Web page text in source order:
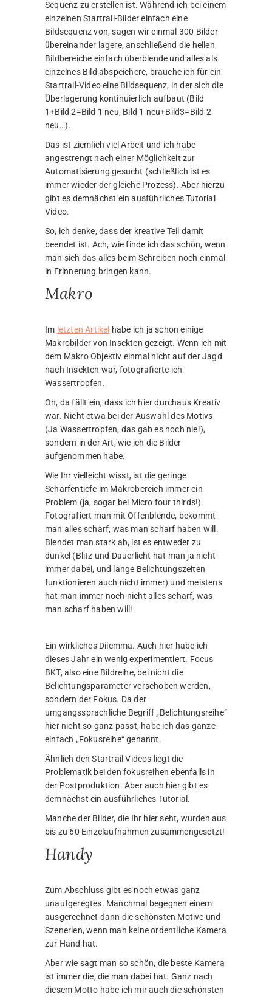
Sequenz zu erstellen ist. Während ich bei einem
einzelnen Startrail-Bilder einfach eine
Bildsequenz von, sagen wir einmal 300 Bilder
übereinander lagere, anschließend die hellen
Bildbereiche einfach überblende und alles als
einzelnes Bild abspeichere, brauche ich für ein
Startrail-Video eine Bildsequenz, in der sich die
Überlagerung kontinuierlich aufbaut (Bild
1+Bild 2=Bild 1 neu; Bild 1 neu+Bild3=Bild 2
neu…).
Das ist ziemlich viel Arbeit und ich habe
angestrengt nach einer Möglichkeit zur
Automatisierung gesucht (schließlich ist es
immer wieder der gleiche Prozess). Aber hierzu
gibt es demnächst ein ausführliches Tutorial
Video.
So, ich denke, dass der kreative Teil damit
beendet ist. Ach, wie finde ich das schön, wenn
man sich das alles beim Schreiben noch einmal
in Erinnerung bringen kann.
Makro
Im letzten Artikel habe ich ja schon einige
Makrobilder von Insekten gezeigt. Wenn ich mit
dem Makro Objektiv einmal nicht auf der Jagd
nach Insekten war, fotografierte ich
Wassertropfen.
Oh, da fällt ein, dass ich hier durchaus Kreativ
war. Nicht etwa bei der Auswahl des Motivs
(Ja Wassertropfen, das gab es noch nie!),
sondern in der Art, wie ich die Bilder
aufgenommen habe.
Wie Ihr vielleicht wisst, ist die geringe
Schärfentiefe im Makrobereich immer ein
Problem (ja, sogar bei Micro four thirds!).
Fotografiert man mit Offenblende, bekommt
man alles scharf, was man scharf haben will.
Blendet man stark ab, ist es entweder zu
dunkel (Blitz und Dauerlicht hat man ja nicht
immer dabei, und lange Belichtungszeiten
funktionieren auch nicht immer) und meistens
hat man immer noch nicht alles scharf, was
man scharf haben will!
Ein wirkliches Dilemma. Auch hier habe ich
dieses Jahr ein wenig experimentiert. Focus
BKT, also eine Bildreihe, bei nicht die
Belichtungsparameter verschoben werden,
sondern der Fokus. Da der
umgangssprachliche Begriff „Belichtungsreihe“
hier nicht so ganz passt, habe ich das ganze
einfach „Fokusreihe“ genannt.
Ähnlich den Startrail Videos liegt die
Problematik bei den fokusreihen ebenfalls in
der Postproduktion. Aber auch hier gibt es
demnächst ein ausführliches Tutorial.
Manche der Bilder, die Ihr hier seht, wurden aus
bis zu 60 Einzelaufnahmen zusammengesetzt!
Handy
Zum Abschluss gibt es noch etwas ganz
unaufgeregtes. Manchmal begegnen einem
ausgerechnet dann die schönsten Motive und
Szenerien, wenn man keine ordentliche Kamera
zur Hand hat.
Aber wie sagt man so schön, die beste Kamera
ist immer die, die man dabei hat. Ganz nach
diesem Motto habe ich mir auch die schönsten